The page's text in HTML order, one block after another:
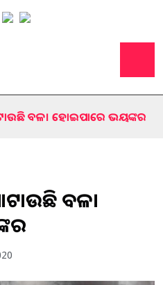
ବଳ। ହୋଇପାରେ ଭୟଙ୍କର
ବଳ।